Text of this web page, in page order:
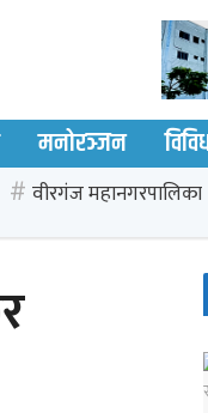
मनोरञ्जन
वीरगंज महानगरपालिका